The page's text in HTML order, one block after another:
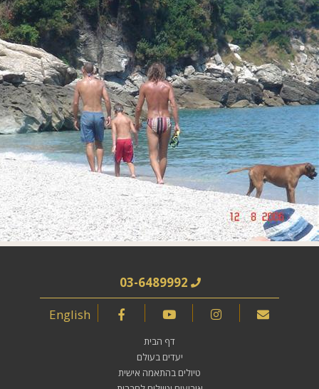
03-6489992
English
דף הבית
יעדים בעולם
טיולים בהתאמה אישית